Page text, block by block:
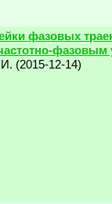
фазовых
фазовым
(2015-12-14)